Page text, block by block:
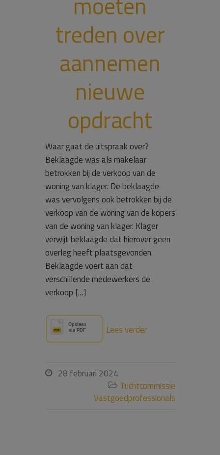
treden over
aannemen
nieuwe
opdracht
Waar gaat de uitspraak over?
Beklaagde was als makelaar
betrokken bij de verkoop van de
woning van klager. De beklaagde
was vervolgens ook betrokken bij de
verkoop van de woning van de kopers
van de woning van klager. Klager
verwijt beklaagde dat hierover geen
overleg heeft plaatsgevonden.
Beklaagde voert aan dat
verschillende medewerkers de
verkoop […]
Lees verder
 28 februari 2024
 Tuchtcommissie
Vastgoedprofessionals